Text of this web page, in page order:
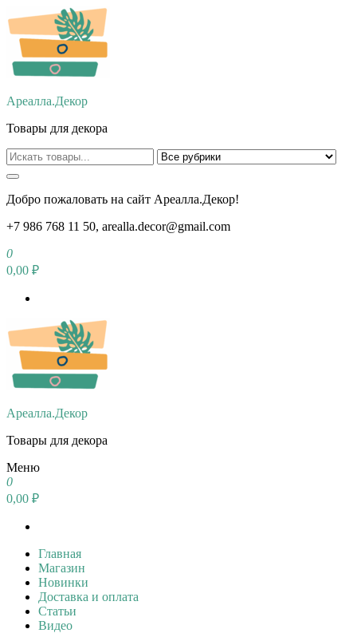
Перейти
к
содержимому
Ареалла.Декор
Товары для декора
Добро пожаловать на сайт Ареалла.Декор!
+7 986 768 11 50, arealla.decor@gmail.com
0
0,00 ₽
Ареалла.Декор
Товары для декора
Меню
0
0,00 ₽
Главная
Магазин
Новинки
Доставка и оплата
Статьи
Видео